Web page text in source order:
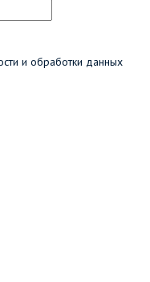
и обработки данных